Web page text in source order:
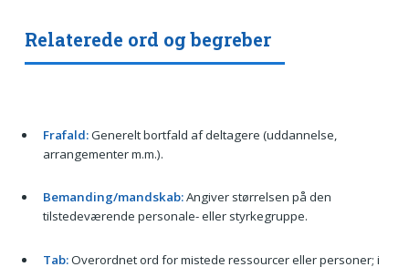
Relaterede ord og begreber
Frafald:Generelt bortfald af deltagere (uddannelse,
arrangementer m.m.).
Bemanding/mandskab:Angiver størrelsen på den
tilstedeværende personale- eller styrkegruppe.
Tab:Overordnet ord for mistede ressourcer eller personer; i